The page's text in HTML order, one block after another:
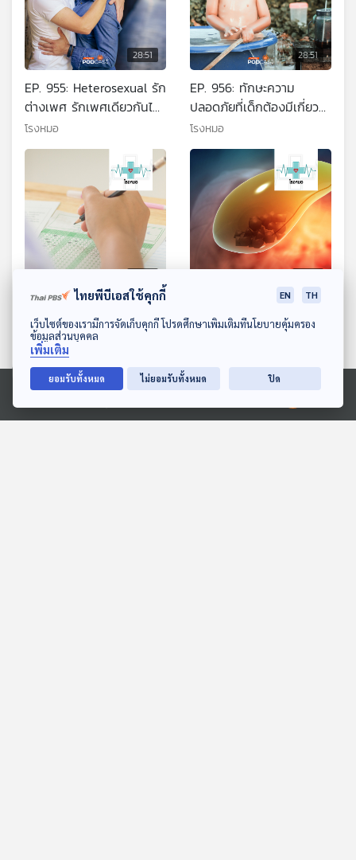
ดาวน์โหลด Thai PBS Podcast Application
Ⓒ 2020 องค์การกระจายเสียงและแพร่ภาพสาธารณะแห่งประเทศไทย
28:51
EP. 955: Heterosexual รัก
ต่างเพศ รักเพศเดียวกันได้
ไหม
โรงหมอ
28:51
EP. 956: ทักษะความ
ปลอดภัยที่เด็กต้องมีเกี่ยว
กับภัยทางน้ำ
โรงหมอ
การแข่งขันภายใต้ความ
กดดัน
โรงหมอ
EP. 959: นิ่วในถุงน้ำดี
โรงหมอ
ตอนที่เกี่ยวข้อง
ไทยพีบีเอสใช้คุกกี้ EN TH
เว็บไซต์ของเรามีการจัดเก็บคุกกี้ โปรดศึกษาเพิ่มเติมที่นโยบายคุ้มครอง
ข้อมูลส่วนบุคคล
เพิ่มเติม
ยอมรับทั้งหมด ไม่ยอมรับทั้งหมด ปิด